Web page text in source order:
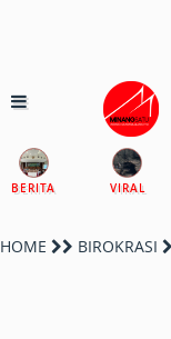
BERITA VIRAL
HOME BIROKRASI